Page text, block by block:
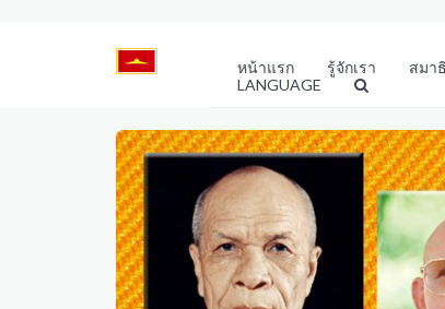
หน้าแรก รู้จักเรา สมาธิ
LANGUAGE